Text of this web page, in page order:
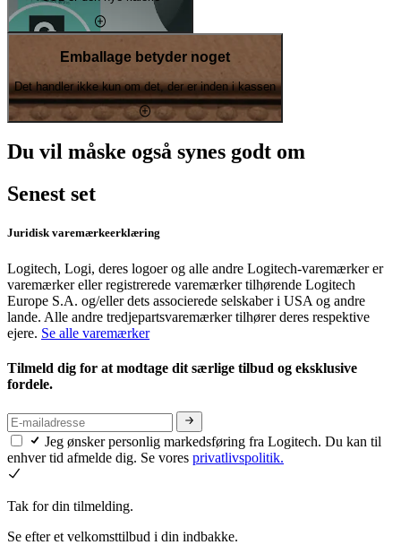
Emballage betyder noget
Det handler ikke kun om det, der er inden i kassen
Du vil måske også synes godt om
Senest set
Juridisk varemærkeerklæring
Logitech, Logi, deres logoer og alle andre Logitech-varemærker er
varemærker eller registrerede varemærker tilhørende Logitech
Europe S.A. og/eller dets associerede selskaber i USA og andre
lande. Alle andre tredjepartsvaremærker tilhører deres respektive
ejere. Se alle varemærker
Tilmeld dig for at modtage dit særlige tilbud og eksklusive
fordele.
Jeg ønsker personlig markedsføring fra Logitech. Du kan til
enhver tid afmelde dig. Se vores privatlivspolitik.
Tak for din tilmelding.
Se efter et velkomsttilbud i din indbakke.